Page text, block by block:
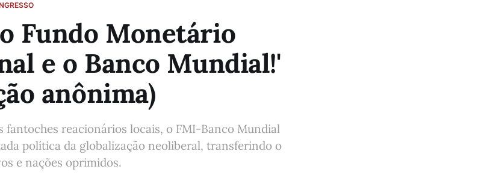
Fundo Monetário
e o Banco Mundial!'
anônima)
fantoches reacionários locais, o FMI-Banco Mundial
política da globalização neoliberal, transferindo o
e nações oprimidos.